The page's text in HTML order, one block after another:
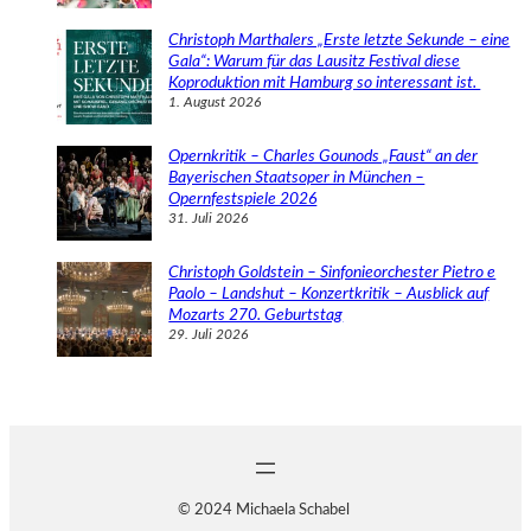
Christoph Marthalers „Erste letzte Sekunde – eine
Gala“: Warum für das Lausitz Festival diese
Koproduktion mit Hamburg so interessant ist.
1. August 2026
Opernkritik – Charles Gounods „Faust“ an der
Bayerischen Staatsoper in München –
Opernfestspiele 2026
31. Juli 2026
Christoph Goldstein – Sinfonieorchester Pietro e
Paolo – Landshut – Konzertkritik – Ausblick auf
Mozarts 270. Geburtstag
29. Juli 2026
© 2024 Michaela Schabel